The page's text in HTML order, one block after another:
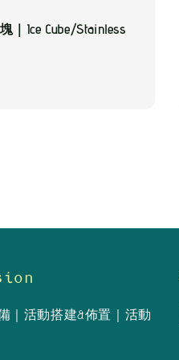
｜Ice Cube/Stainless
｜活動搭建&佈置｜活動